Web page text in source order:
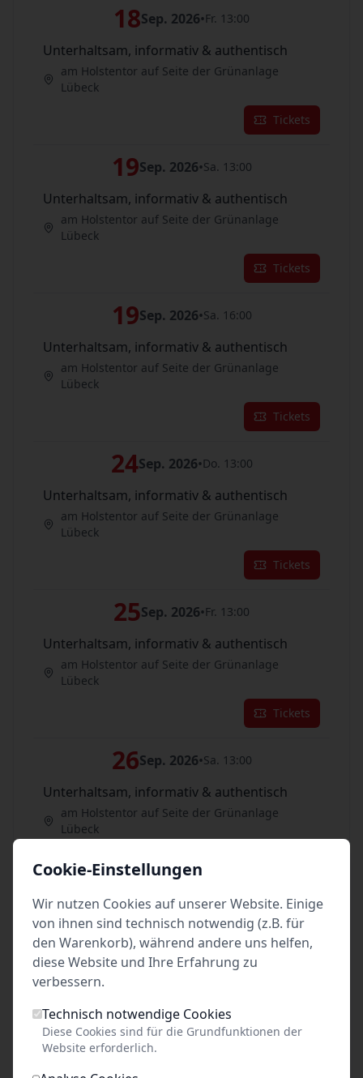
18Sep. 2026•Fr. 13:00
Unterhaltsam, informativ & authentisch
am Holstentor auf Seite der Grünanlage
Lübeck
Tickets
19Sep. 2026•Sa. 13:00
Unterhaltsam, informativ & authentisch
am Holstentor auf Seite der Grünanlage
Lübeck
Tickets
19Sep. 2026•Sa. 16:00
Unterhaltsam, informativ & authentisch
am Holstentor auf Seite der Grünanlage
Lübeck
Tickets
24Sep. 2026•Do. 13:00
Unterhaltsam, informativ & authentisch
am Holstentor auf Seite der Grünanlage
Lübeck
Tickets
25Sep. 2026•Fr. 13:00
Unterhaltsam, informativ & authentisch
am Holstentor auf Seite der Grünanlage
Lübeck
Tickets
26Sep. 2026•Sa. 13:00
Unterhaltsam, informativ & authentisch
am Holstentor auf Seite der Grünanlage
Lübeck
26Sep. 2026•Sa. 14:00
Unterhaltsam, informativ & authentisch
am Holstentor auf Seite der Grünanlage
Lübeck
Cookie-Einstellungen
Wir nutzen Cookies auf unserer Website. Einige
von ihnen sind technisch notwendig (z.B. für
den Warenkorb), während andere uns helfen,
diese Website und Ihre Erfahrung zu
verbessern.
Technisch notwendige Cookies
Diese Cookies sind für die Grundfunktionen der
Website erforderlich.